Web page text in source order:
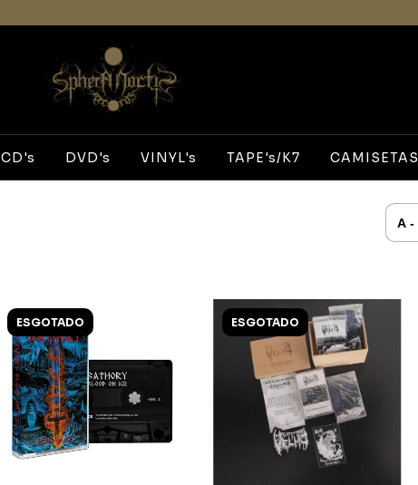
CD's DVD's VINYL's TAPE's/K7 CAMISETAS
ESGOTADO ESGOTADO